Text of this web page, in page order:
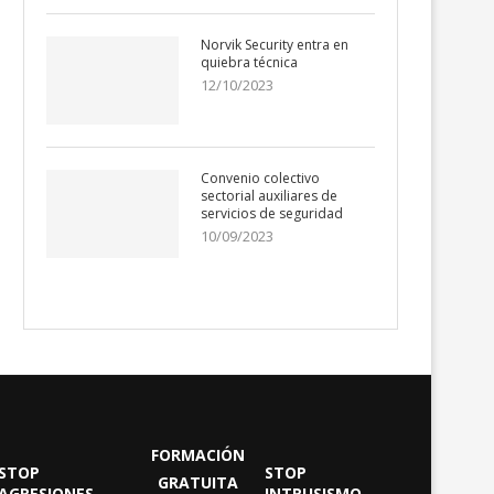
Norvik Security entra en
quiebra técnica
12/10/2023
Convenio colectivo
sectorial auxiliares de
servicios de seguridad
10/09/2023
STOP
FORMACIÓN
GRATUITA
STOP